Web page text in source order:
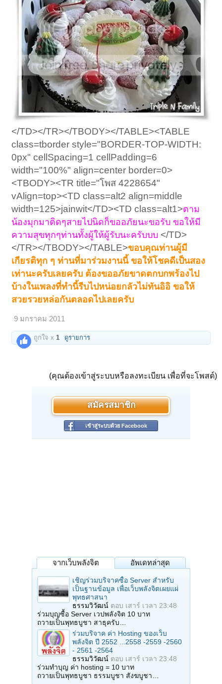
</TD></TR></TBODY></TABLE><TABLE
class=tborder style="BORDER-TOP-WIDTH:
0px" cellSpacing=1 cellPadding=6
width="100%" align=center border=0>
<TBODY><TR title="โพส 4228654"
vAlign=top><TD class=alt2 align=middle
width=125>jainwit</TD><TD class=alt1>ตาม
น้องมุกมาติดๆสายไปนิดก็ขออภัยนะขอรับ ขอให้มี
ความสุขทุกๆท่านทั้งผู้ให้ผู้รับนะครับบบ </TD>
</TR></TBODY></TABLE>ขอบคุณท่านผู้มี
เกียรติทุก ๆ ท่านที่มาร่วมงานนี้ ขอให้โชคดีเป็นสอง
เท่านะครับเลยครับ ต้องขออภัยขาดตกบกพร้องไป
บ้างในเพลงที่ทำนี้รีบไปหน่อยกลัวไม่ทันอิอิ ขอให้
สวยรวยหล่อกันตลอดไปเลยครับ
9 มกราคม 2011
ถูกใจ x1 ดูรายการ
(คุณต้องเข้าสู่ระบบหรือลงทะเบียน เพื่อที่จะโพสต์)
สมัครสมาชิก
เข้าสู่ระบบด้วย Facebook
จากเว็บพลังจิต อัพเดทล่าสุด
เชิญร่วมบริจาคซื้อ Server สำหรับ
เป็นฐานข้อมูล เพื่อเว็บพลังจิตเผยแผ่
พุทธศาสนา
ธรรมวิวัฒน์ ตอบ เสาร์ เวลา 23:48
ร่วมบุญซื้อ Server เวปพลังจิต 10 บาท
ถวายเป็นพุทธบูชา สาธุครับ…
ร่วมบริจาค ค่า Hosting ของเว็บ
พลังจิต ปี 2552 ...2558 -2559 -2560
- 2561 -2564
ธรรมวิวัฒน์ ตอบ เสาร์ เวลา 23:48
ร่วมทำบุญ ค่า hosting = 10 บาท
ถวายเป็นพุทธบูชา ธรรมบูชา สังฆบูชา…